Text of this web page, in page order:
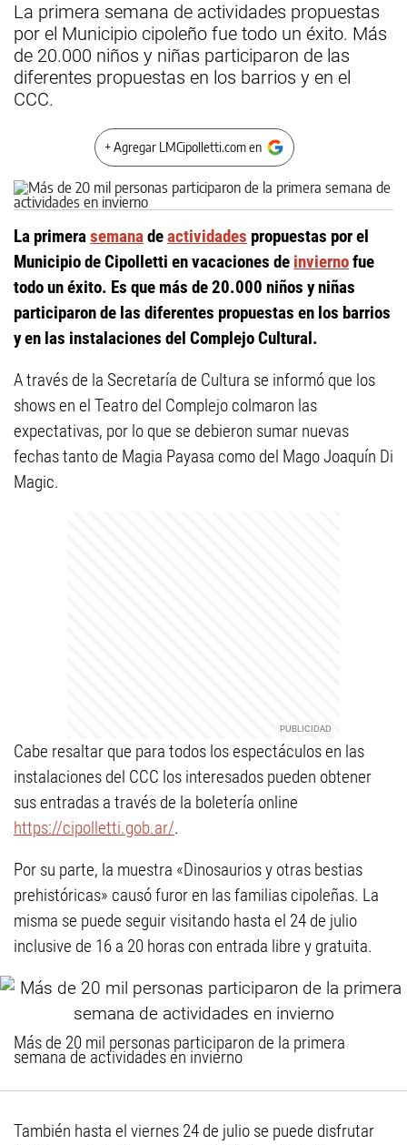
La primera semana de actividades propuestas
por el Municipio cipoleño fue todo un éxito. Más
de 20.000 niños y niñas participaron de las
diferentes propuestas en los barrios y en el
CCC.
+ Agregar LMCipolletti.com en
La primerasemanadeactividades propuestas por el
Municipio de Cipolletti en vacaciones de inviernofue
todo un éxito. Es que más de 20.000 niños y niñas
participaron de las diferentes propuestas en los barrios
y en las instalaciones del Complejo Cultural.
A través de la Secretaría de Cultura se informó que los
shows en el Teatro del Complejo colmaron las
expectativas, por lo que se debieron sumar nuevas
fechas tanto de Magia Payasa como del Mago Joaquín Di
Magic.
Cabe resaltar que para todos los espectáculos en las
instalaciones del CCC los interesados pueden obtener
sus entradas a través de la boletería online
https://cipolletti.gob.ar/.
Por su parte, la muestra «Dinosaurios y otras bestias
prehistóricas» causó furor en las familias cipoleñas. La
misma se puede seguir visitando hasta el 24 de julio
inclusive de 16 a 20 horas con entrada libre y gratuita.
Más de 20 mil personas participaron de la primera
semana de actividades en invierno
También hasta el viernes 24 de julio se puede disfrutar